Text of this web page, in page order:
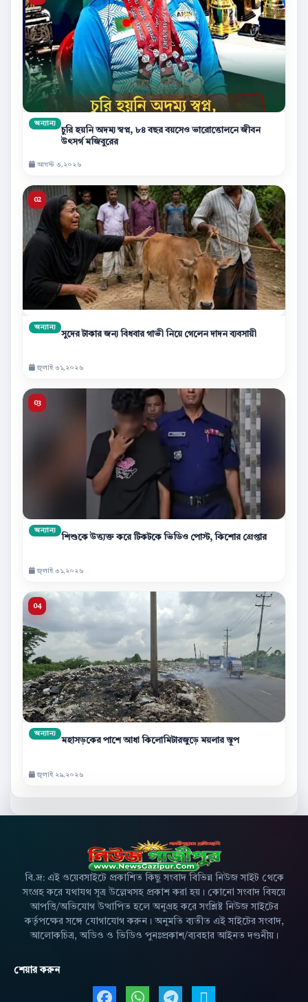
অন্যান্য
চুরি হয়নি অদম্য স্বপ্ন, ৮৪ বছর বয়সেও ভারোত্তোলনে জীবন
উৎসর্গ মজিবুরের
আগস্ট ৩,২০২৬
অন্যান্য
সুদের টাকার জন্য বিধবার গাভী নিয়ে গেলেন দাদন ব্যবসায়ী
জুলাই ৩১,২০২৬
অন্যান্য
শিশুকে উত্ত্যক্ত করে টিকটকে ভিডিও পোস্ট, কিশোর গ্রেপ্তার
জুলাই ৩১,২০২৬
অন্যান্য
মহাসড়কের পাশে আধা কিলোমিটারজুড়ে ময়লার স্তূপ
জুলাই ২৯,২০২৬
বি.দ্র: এই ওয়েবসাইটে প্রকাশিত কিছু সংবাদ বিভিন্ন নিউজ সাইট থেকে
সংগ্রহ করে যথাযথ সূত্র উল্লেখসহ প্রকাশ করা হয়। কোনো সংবাদ বিষয়ে
আপত্তি/অভিযোগ উত্থাপিত হলে অনুগ্রহ করে সংশ্লিষ্ট নিউজ সাইটের
কর্তৃপক্ষের সঙ্গে যোগাযোগ করুন। অনুমতি ব্যতীত এই সাইটের সংবাদ,
আলোকচিত্র, অডিও ও ভিডিও পুনঃপ্রকাশ/ব্যবহার আইনত দণ্ডনীয়।
শেয়ার করুন
Facebook এ শেয়ার করুন
WhatsApp এ শেয়ার করুন
Telegram এ শেয়ার